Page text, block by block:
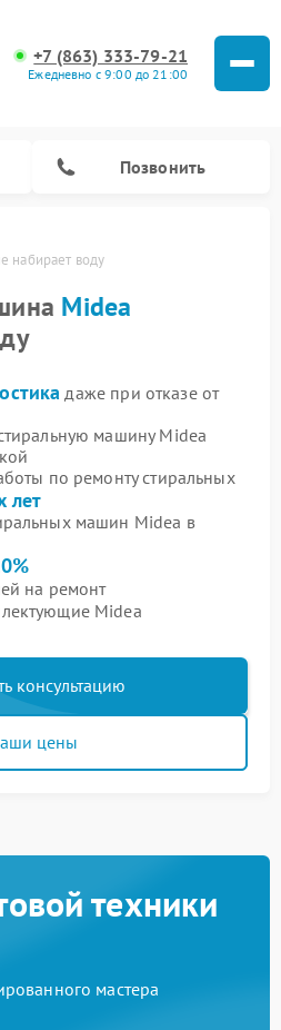
+7 (863) 333-79-21
Ежедневно с 9:00 до 21:00
Позвонить
набирает воду
Midea
даже при отказе от
машину Midea
по ремонту стиральных
лет
машин Midea в
на ремонт
Midea
консультацию
цены
техники
мастера